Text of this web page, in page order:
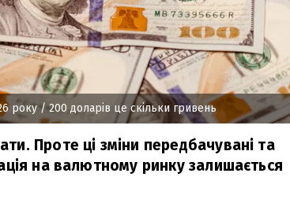
року / 200 доларів це скільки гривень
Проте ці зміни передбачувані та
на валютному ринку залишається